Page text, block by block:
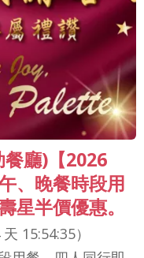
廳)【2026
、晚餐時段用
星半價優惠。
天 15:54:33）